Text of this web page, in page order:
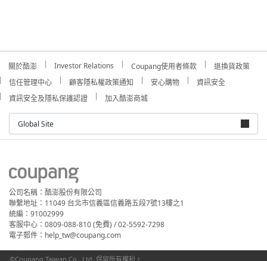
關於酷澎 Investor Relations Coupang使用者條款
退換貨政策
信任管理中心
顧客隱私權政策通知 安心購物
資訊安全
資訊安全及隱私保護認證
加入酷澎商城
Global Site
公司名稱：酷澎股份有限公司
聯繫地址：11049 台北市信義區信義路五段7號13樓之1
統編：91002999
客服中心：0809-088-810 (免費) / 02-5592-7298
電子郵件：help_tw@coupang.com
©Coupang Taiwan Co., Ltd. 保留所有權利。